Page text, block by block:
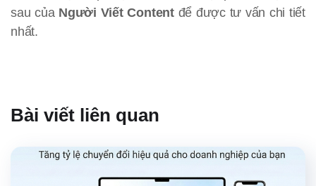
sau của Người Viết Content để được tư vấn chi tiết
nhất.
Bài viết liên quan